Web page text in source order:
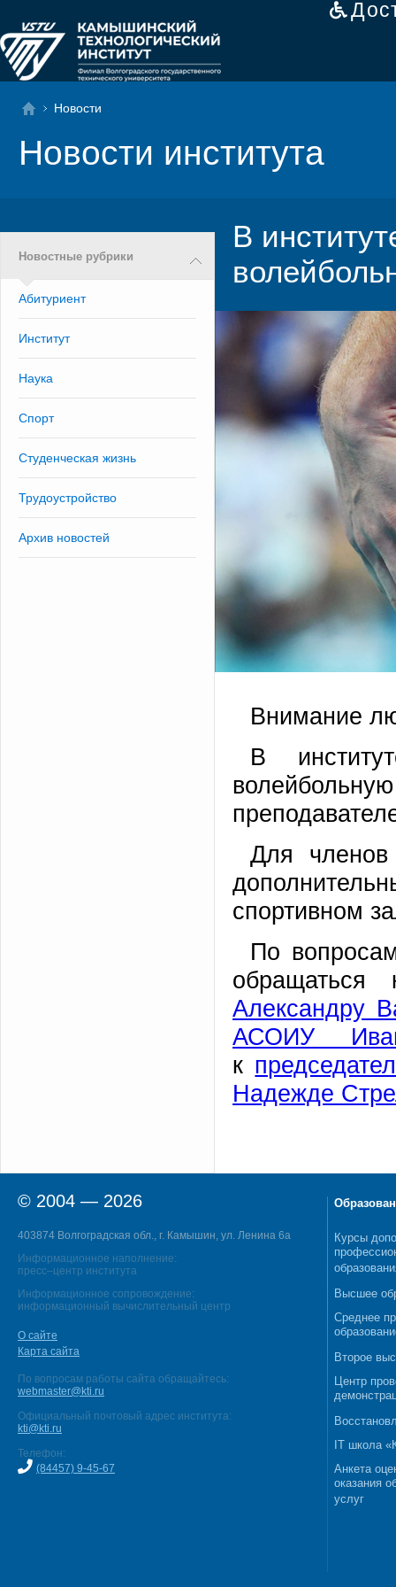
Новости
Новости института
Новостные рубрики
Абитуриент
Институт
Наука
Спорт
Студенческая жизнь
Трудоустройство
Архив новостей
В
Внимание
В
Для членов
спортивном
По
Александру
АСОИУ
к
Надежде
© 2004 — 2026
403874 Волгоградская обл., г. Камышин, ул. Ленина 6а
Информационное наполнение:
пресс–центр института
Информационное сопровождение:
информационный вычислительный центр
О сайте
Карта сайта
По вопросам работы сайта обращайтесь:
webmaster@kti.ru
Официальный почтовый адрес института:
kti@kti.ru
Телефон:
(84457) 9-45-67
Курсы
Высшее
Среднее
Второе
Центр
IT школа
Анкета
оказания
услуг